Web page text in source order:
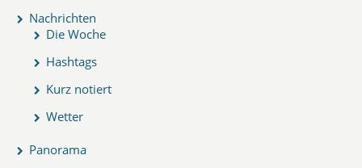
Nachrichten
Die Woche
Hashtags
Kurz notiert
Wetter
Panorama